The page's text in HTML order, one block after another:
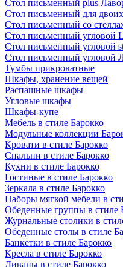
Стол письменный plus
Стол письменный для
Стол письменный со
Стол письменный угловой
Стол письменный угловой
Стол письменный угловой
Тумбы прикроватные
Шкафы, хранение вещей
Распашные шкафы
Угловые шкафы
Шкафы-купе
Мебель в стиле Барокко
Модульные коллекции
Кровати в стиле Барокко
Спальни в стиле Барокко
Кухни в стиле Барокко
Гостиные в стиле Барокко
Зеркала в стиле Барокко
Наборы мягкой мебели в
Обеденные группы в стиле
Журнальные столики в
Обеденные столы в стиле
Банкетки в стиле Барокко
Кресла в стиле Барокко
Диваны в стиле Барокко